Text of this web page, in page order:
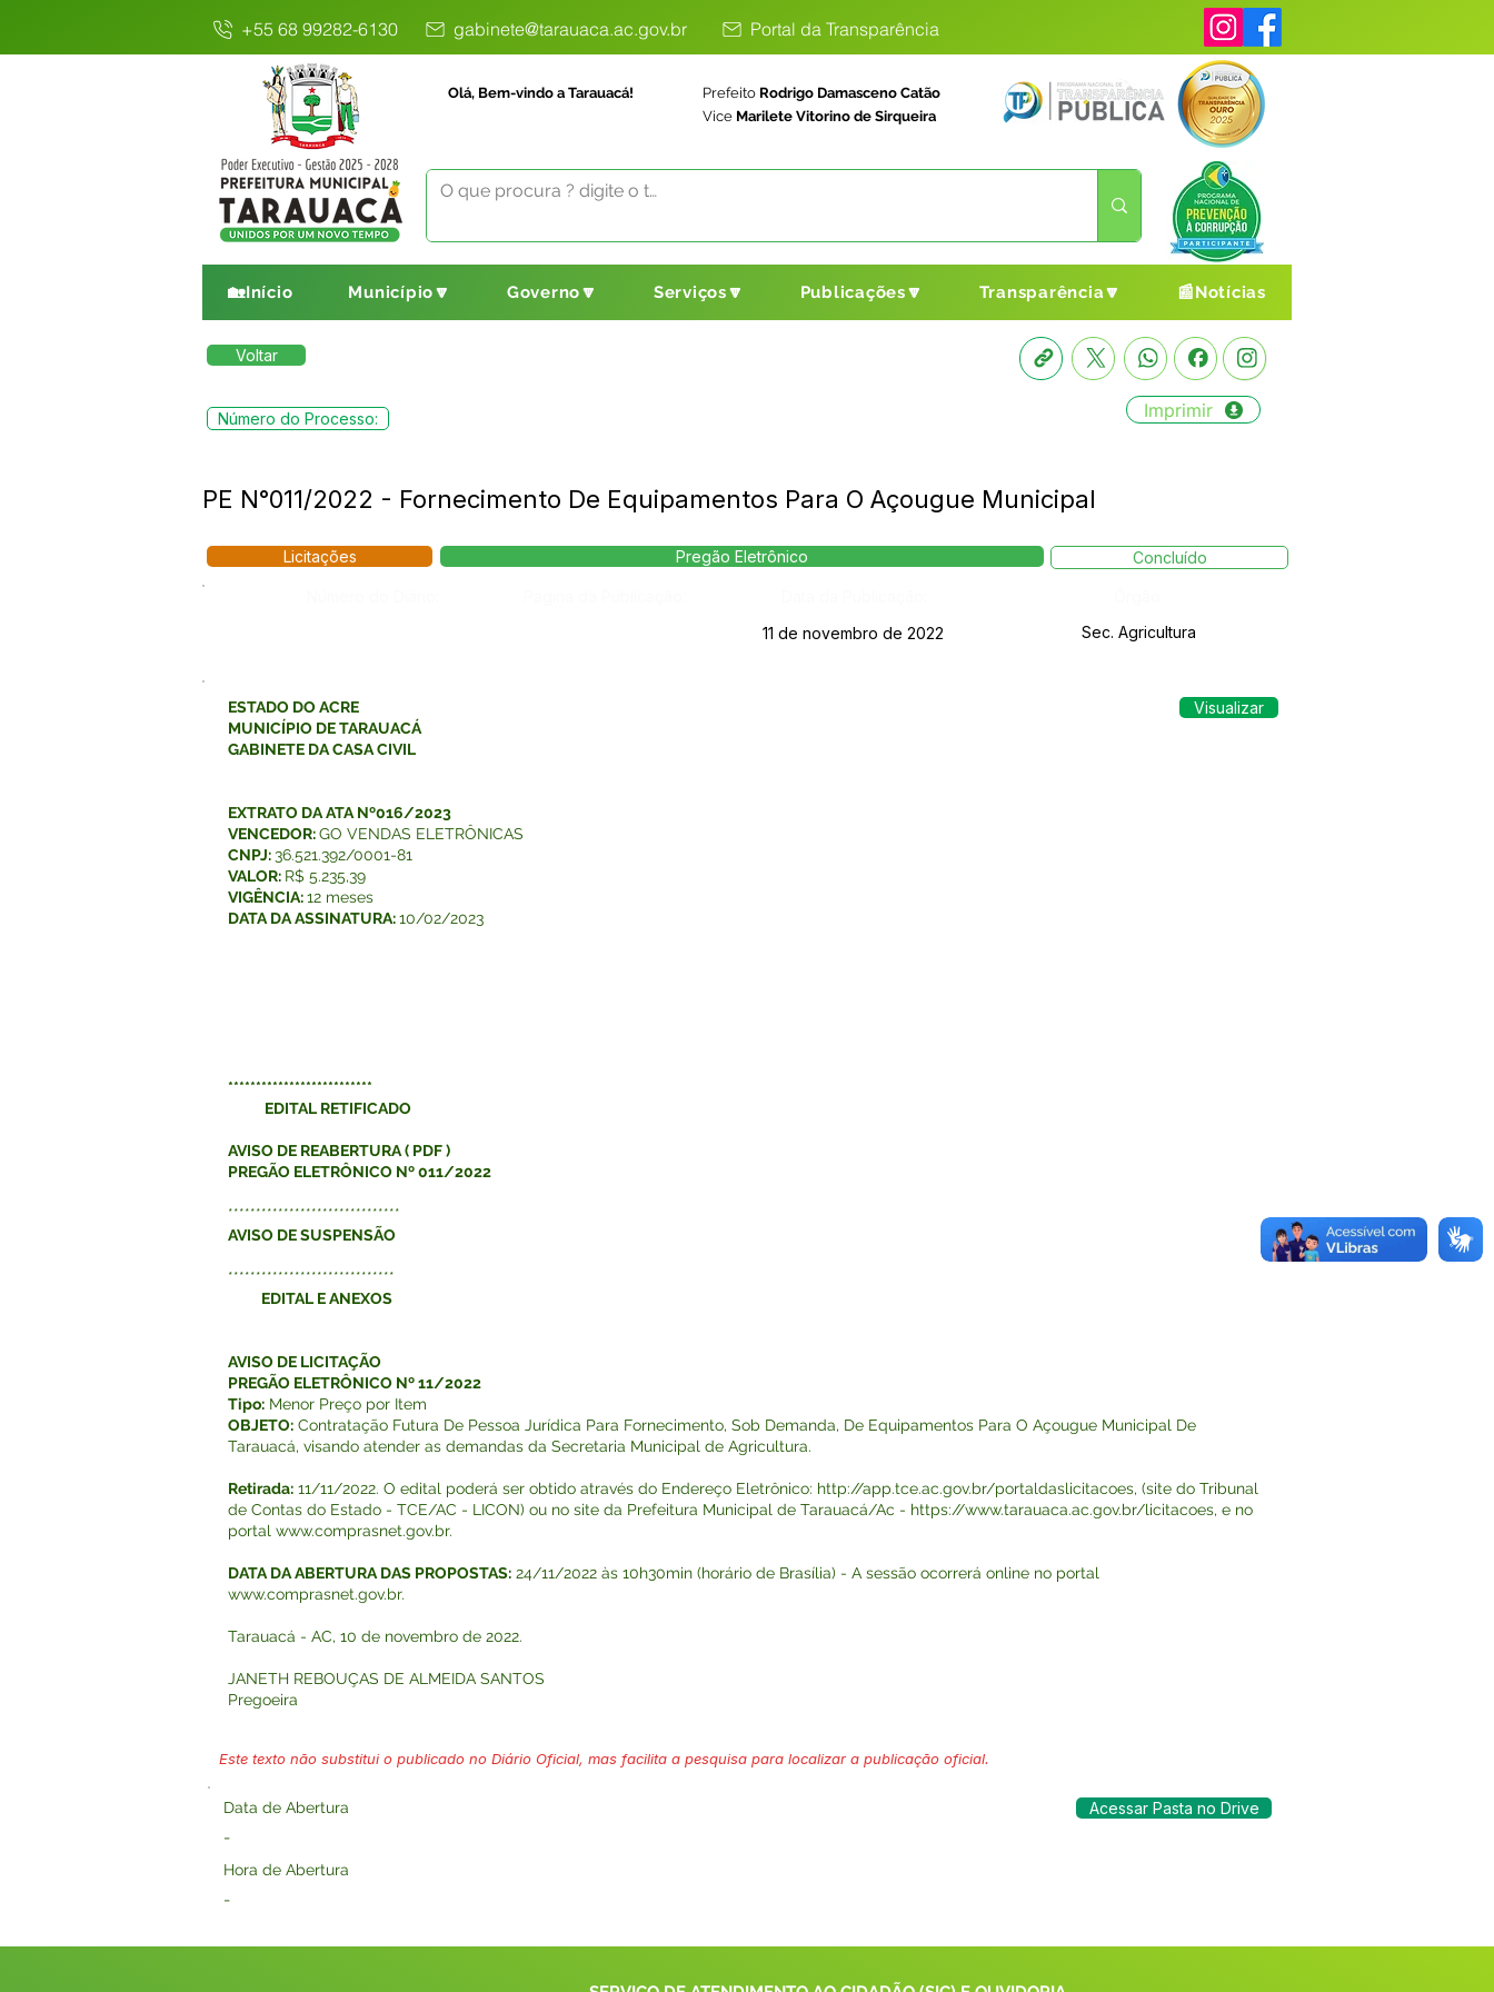
+55 68 99282-6130 gabinete@tarauaca.ac.gov.br Portal da Transparência
Olá, Bem-vindo a Tarauacá! Prefeito Rodrigo Damasceno Catão
Vice Marilete Vitorino de Sirqueira
🏡Início Município🔽 Governo🔽 Serviços🔽 Publicações🔽 Transparência🔽 📰Notícias
Voltar
Número do Processo: Imprimir
PE N°011/2022 - Fornecimento De Equipamentos Para O Açougue Municipal
Licitações Pregão Eletrônico Concluído
11 de novembro de 2022
Sec. Agricultura
ESTADO DO ACRE
MUNICÍPIO DE TARAUACÁ
GABINETE DA CASA CIVIL
EXTRATO DA ATA Nº016/2023
VENCEDOR:GO VENDAS ELETRÔNICAS
CNPJ:36.521.392/0001-81
VALOR: R$ 5.235,39
VIGÊNCIA:12 meses
DATA DA ASSINATURA:10/02/2023
**************************
EDITAL RETIFICADO
AVISO DE REABERTURA( PDF)
PREGÃO ELETRÔNICO Nº 011/2022
*******************************
AVISO DE SUSPENSÃO
******************************
EDITAL E ANEXOS
AVISO DE LICITAÇÃO
PREGÃO ELETRÔNICO Nº 11/2022
Tipo: Menor Preço por Item
OBJETO: Contratação Futura De Pessoa Jurídica Para Fornecimento, Sob Demanda, De Equipamentos Para O Açougue Municipal De
Tarauacá, visando atender as demandas da Secretaria Municipal de Agricultura.
Retirada: 11/11/2022. O edital poderá ser obtido através do Endereço Eletrônico: http://app.tce.ac.gov.br/portaldaslicitacoes, (site do Tribunal
de Contas do Estado - TCE/AC - LICON) ou no site da Prefeitura Municipal de Tarauacá/Ac - https://www.tarauaca.ac.gov.br/licitacoes, e no
portal www.comprasnet.gov.br.
DATA DA ABERTURA DAS PROPOSTAS: 24/11/2022 às 10h30min (horário de Brasília) - A sessão ocorrerá online no portal
www.comprasnet.gov.br.
Tarauacá - AC, 10 de novembro de 2022.
JANETH REBOUÇAS DE ALMEIDA SANTOS
Pregoeira
Visualizar
Este texto não substitui o publicado no Diário Oficial, mas facilita a pesquisa para localizar a publicação oficial.
Data de Abertura
-
Hora de Abertura
-
Acessar Pasta no Drive